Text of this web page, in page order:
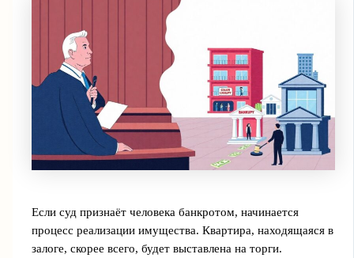
Если суд признаёт человека банкротом, начинается
процесс реализации имущества. Квартира, находящаяся в
залоге, скорее всего, будет выставлена на торги.